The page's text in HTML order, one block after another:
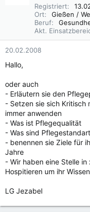
Registriert
Ort
Gießen /
Beruf
Akt.
20.02.2008
Hallo,
oder auch
- Erläutern sie den
- Setzen sie sich Kritisch
immer anwenden
- Was ist Pflegequalität
- Was sind
- benennen sie Ziele für
Jahre
- Wir haben eine Stelle
Hospitieren um ihr
LG Jezabel